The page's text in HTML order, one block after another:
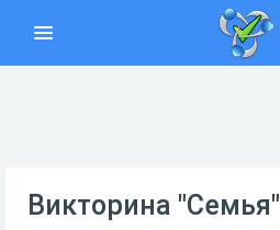
Викторина "Семья"